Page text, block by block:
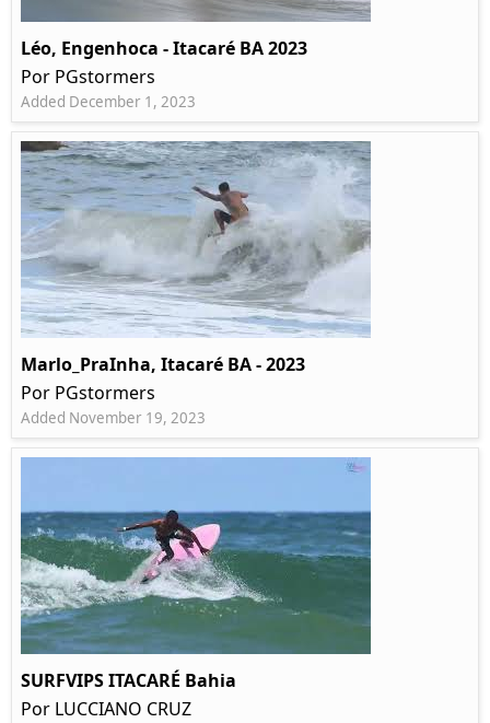
Léo, Engenhoca - Itacaré BA 2023
Por PGstormers
Added December 1, 2023
Marlo_PraInha, Itacaré BA - 2023
Por PGstormers
Added November 19, 2023
SURFVIPS ITACARÉ Bahia
Por LUCCIANO CRUZ